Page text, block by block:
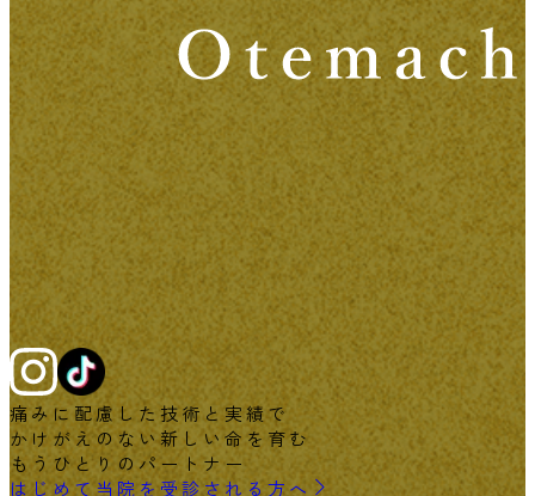
痛みに配慮した技術と実績で
かけがえのない新しい命を育む
もうひとりのパートナー
はじめて当院を受診される方へ